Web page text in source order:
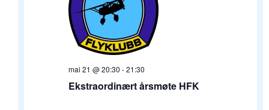
mai 21 @ 20:30 -21:30
Ekstraordinært årsmøte HFK